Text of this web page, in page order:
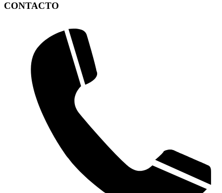
CONTACTO